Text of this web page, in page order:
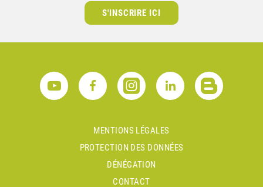
S'INSCRIRE ICI
MENTIONS LÉGALES
PROTECTION DES DONNÉES
DÉNÉGATION
CONTACT